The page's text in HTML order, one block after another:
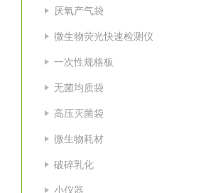
厌氧产气袋
微生物荧光快速检测仪
一次性规格板
无菌均质袋
高压灭菌袋
微生物耗材
破碎乳化
小仪器